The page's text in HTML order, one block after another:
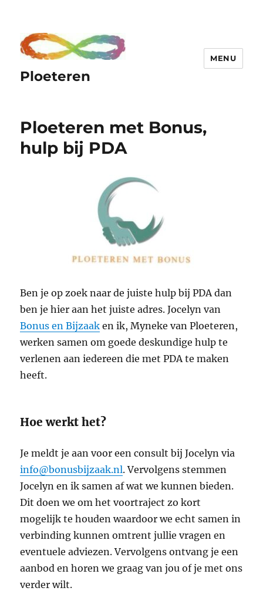
Ploeteren
MENU
Ploeteren met Bonus,
hulp bij PDA
Ben je op zoek naar de juiste hulp bij PDA dan
ben je hier aan het juiste adres. Jocelyn van
Bonus en Bijzaak en ik, Myneke van Ploeteren,
werken samen om goede deskundige hulp te
verlenen aan iedereen die met PDA te maken
heeft.
Hoe werkt het?
Je meldt je aan voor een consult bij Jocelyn via
info@bonusbijzaak.nl. Vervolgens stemmen
Jocelyn en ik samen af wat we kunnen bieden.
Dit doen we om het voortraject zo kort
mogelijk te houden waardoor we echt samen in
verbinding kunnen omtrent jullie vragen en
eventuele adviezen. Vervolgens ontvang je een
aanbod en horen we graag van jou of je met ons
verder wilt.